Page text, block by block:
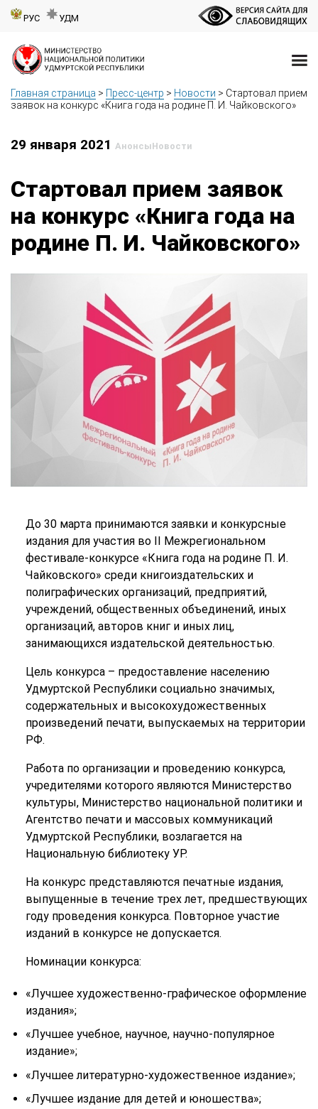
РУС УДМ
Главная страница > Пресс-центр > Новости > Стартовал прием
заявок на конкурс «Книга года на родине П. И. Чайковского»
29 января 2021 АнонсыНовости
Стартовал прием заявок
на конкурс «Книга года на
родине П. И. Чайковского»
До 30 марта принимаются заявки и конкурсные
издания для участия во II Межрегиональном
фестивале-конкурсе «Книга года на родине П. И.
Чайковского» среди книгоиздательских и
полиграфических организаций, предприятий,
учреждений, общественных объединений, иных
организаций, авторов книг и иных лиц,
занимающихся издательской деятельностью.
Цель конкурса – предоставление населению
Удмуртской Республики социально значимых,
содержательных и высокохудожественных
произведений печати, выпускаемых на территории
РФ.
Работа по организации и проведению конкурса,
учредителями которого являются Министерство
культуры, Министерство национальной политики и
Агентство печати и массовых коммуникаций
Удмуртской Республики, возлагается на
Национальную библиотеку УР.
На конкурс представляются печатные издания,
выпущенные в течение трех лет, предшествующих
году проведения конкурса. Повторное участие
изданий в конкурсе не допускается.
Номинации конкурса:
«Лучшее художественно-графическое оформление
издания»;
«Лучшее учебное, научное, научно-популярное
издание»;
«Лучшее литературно-художественное издание»;
«Лучшее издание для детей и юношества»;